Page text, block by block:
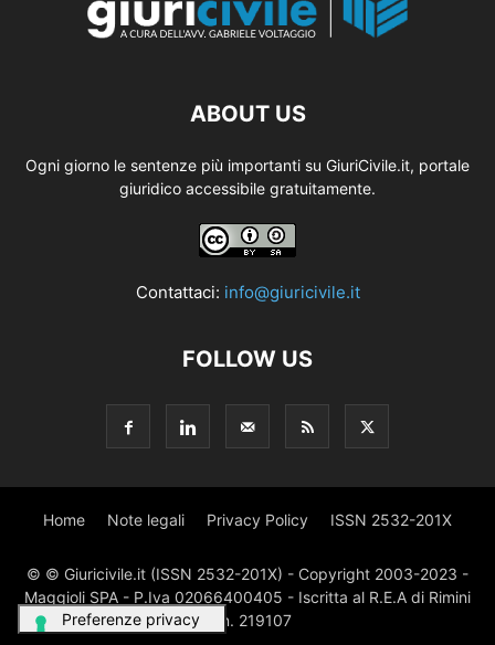
ABOUT US
Ogni giorno le sentenze più importanti su GiuriCivile.it, portale
giuridico accessibile gratuitamente.
Contattaci: info@giuricivile.it
FOLLOW US
Home Note legali Privacy Policy ISSN 2532-201X
© © Giuricivile.it (ISSN 2532-201X) - Copyright 2003-2023 -
Maggioli SPA - P.Iva 02066400405 - Iscritta al R.E.A di Rimini
al n. 219107